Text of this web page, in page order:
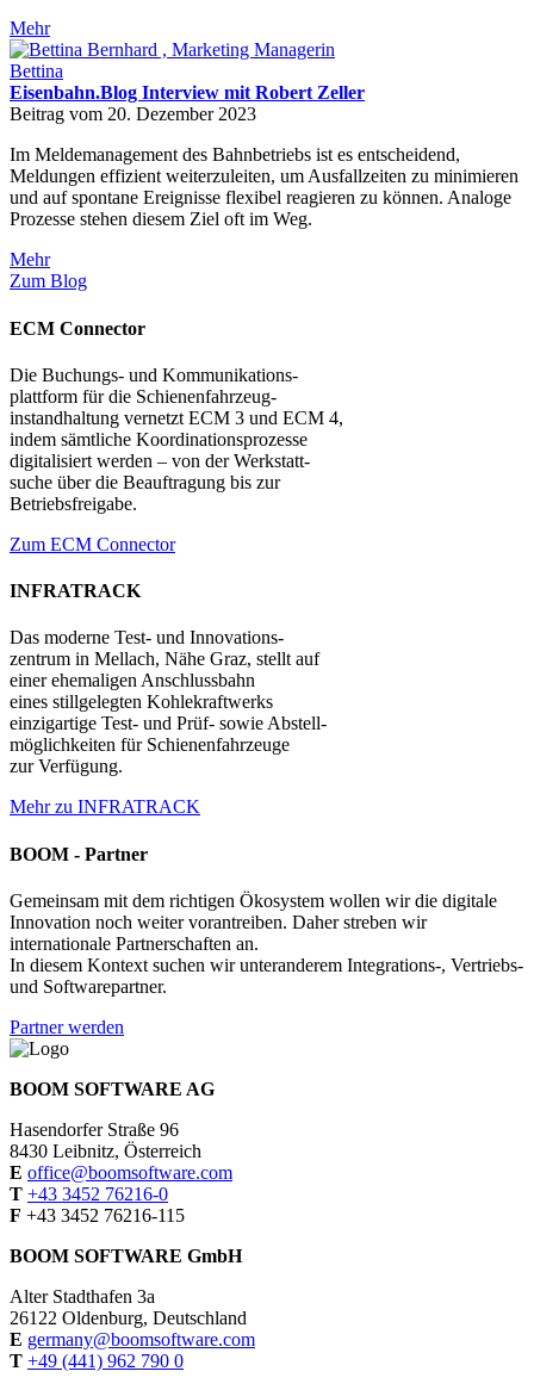
Mehr
Bettina
Eisenbahn.Blog Interview mit Robert Zeller
Beitrag vom 20. Dezember 2023
Im Meldemanagement des Bahnbetriebs ist es entscheidend,
Meldungen effizient weiterzuleiten, um Ausfallzeiten zu minimieren
und auf spontane Ereignisse flexibel reagieren zu können. Analoge
Prozesse stehen diesem Ziel oft im Weg.
Mehr
Zum Blog
ECM Connector
Die Buchungs- und Kommunikations-
plattform für die Schienenfahrzeug-
instandhaltung vernetzt ECM 3 und ECM 4,
indem sämtliche Koordinationsprozesse
digitalisiert werden – von der Werkstatt-
suche über die Beauftragung bis zur
Betriebsfreigabe.
Zum ECM Connector
INFRATRACK
Das moderne Test- und Innovations-
zentrum in Mellach, Nähe Graz, stellt auf
einer ehemaligen Anschlussbahn
eines stillgelegten Kohlekraftwerks
einzigartige Test- und Prüf- sowie Abstell-
möglichkeiten für Schienenfahrzeuge
zur Verfügung.
Mehr zu INFRATRACK
BOOM - Partner
Gemeinsam mit dem richtigen Ökosystem wollen wir die digitale
Innovation noch weiter vorantreiben. Daher streben wir
internationale Partnerschaften an.
In diesem Kontext suchen wir unteranderem Integrations-, Vertriebs-
und Softwarepartner.
Partner werden
BOOM SOFTWARE AG
Hasendorfer Straße 96
8430 Leibnitz, Österreich
E office@boomsoftware.com
T +43 3452 76216-0
F +43 3452 76216-115
BOOM SOFTWARE GmbH
Alter Stadthafen 3a
26122 Oldenburg, Deutschland
E germany@boomsoftware.com
T +49 (441) 962 790 0